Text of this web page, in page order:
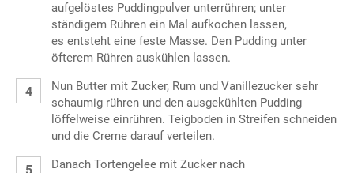
aufgelöstes Puddingpulver unterrühren; unter
ständigem Rühren ein Mal aufkochen lassen,
es entsteht eine feste Masse. Den Pudding unter
öfterem Rühren auskühlen lassen.
Nun Butter mit Zucker, Rum und Vanillezucker sehr
schaumig rühren und den ausgekühlten Pudding
löffelweise einrühren. Teigboden in Streifen schneiden
und die Creme darauf verteilen.
Danach Tortengelee mit Zucker nach